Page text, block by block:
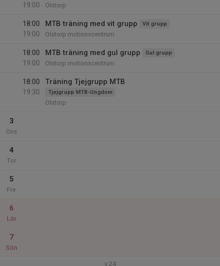
19:00
Olstorp
18:00
19:00
MTB träning med vit grupp Vit grupp
Olstorp motionscentrum
18:00
19:00
MTB träning med gul grupp Gul grupp
Olstorp motionscentrum
18:00
19:30
Träning Tjejgrupp MTB
Tjejgrupp MTB-Ungdom
Olstorp
3
Ons
4
Tor
5
Fre
6
Lör
7
Sön
v.24